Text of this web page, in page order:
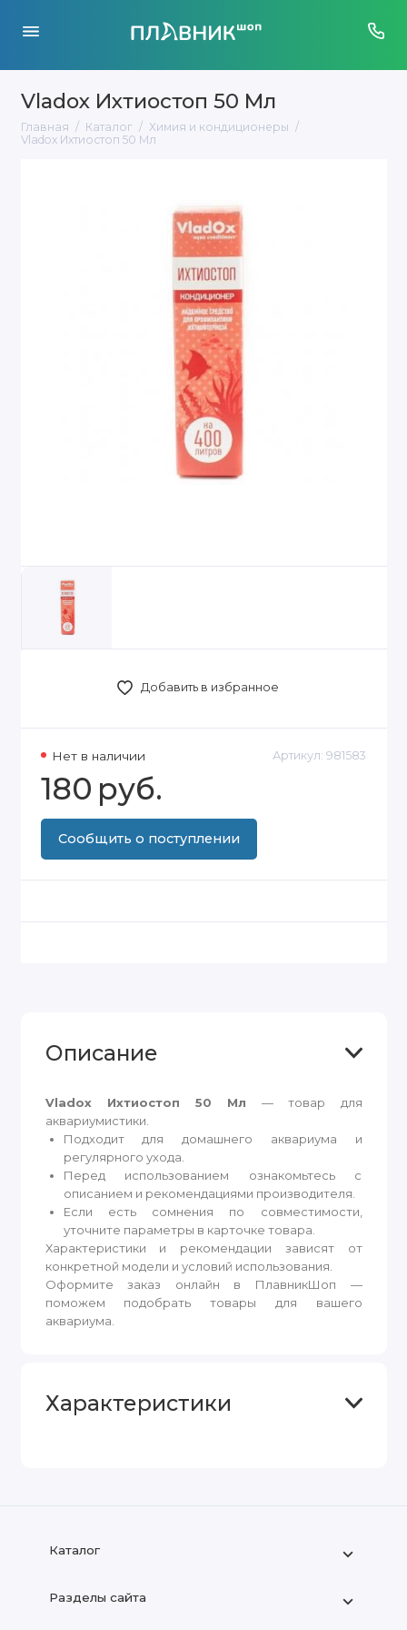
Vladox Ихтиостоп 50 Мл
Главная Каталог
Химия и кондиционеры
Vladox Ихтиостоп 50 Мл
Добавить в избранное
Нет в наличии Артикул: 981583
180 руб.
Сообщить о поступлении
Описание
Vladox Ихтиостоп 50 Мл — товар для
аквариумистики.
Подходит для домашнего аквариума и
регулярного ухода.
Перед использованием ознакомьтесь с
описанием и рекомендациями производителя.
Если есть сомнения по совместимости,
уточните параметры в карточке товара.
Характеристики и рекомендации зависят от
конкретной модели и условий использования.
Оформите заказ онлайн в ПлавникШоп —
поможем подобрать товары для вашего
аквариума.
Характеристики
Каталог
Разделы сайта